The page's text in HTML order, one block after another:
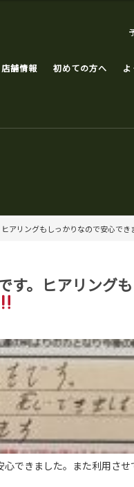
アリングもしっかりなので安心で
店舗情報 初めての方へ
す。ヒアリング
できました。また利用さ